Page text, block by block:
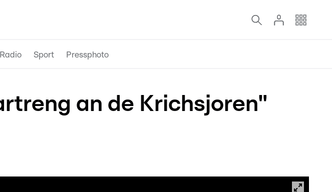
Radio Sport Pressphoto
an de Krichsjoren"